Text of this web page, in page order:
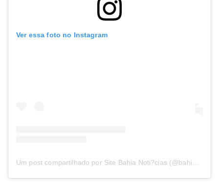
Ver essa foto no Instagram
Um post compartilhado por Site Bahia Noti?cias (@bahianoticias)